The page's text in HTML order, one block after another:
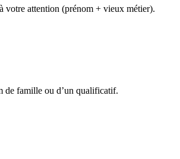
votre attention (prénom + vieux métier).
de famille ou d’un qualificatif.